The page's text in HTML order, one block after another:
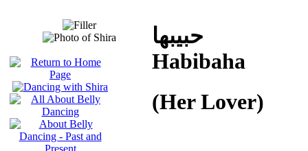
حبيبها
Habibaha
(Her Lover)